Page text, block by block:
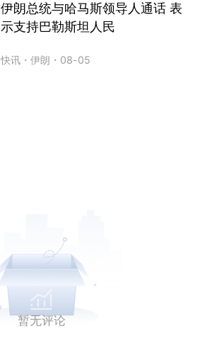
伊朗总统与哈马斯领导人通话 表
示支持巴勒斯坦人民
快讯 ・伊朗 ・ 08-05
暂无评论